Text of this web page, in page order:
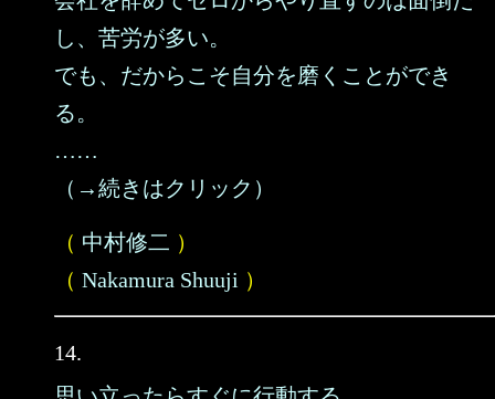
し、苦労が多い。
でも、だからこそ自分を磨くことができ
る。
……
（→続きはクリック）
（ 中村修二 ）
（ Nakamura Shuuji ）
14.